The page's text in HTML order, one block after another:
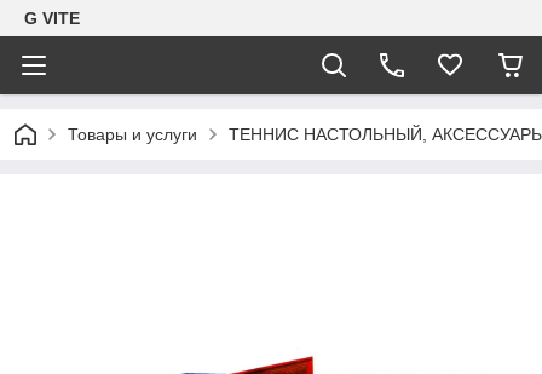
G VITE
Товары и услуги ТЕННИС НАСТОЛЬНЫЙ,